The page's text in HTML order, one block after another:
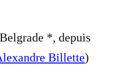
*, depuis
Billette)